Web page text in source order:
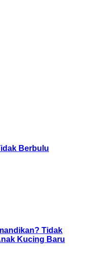
Berbulu
Tidak
Kucing Baru